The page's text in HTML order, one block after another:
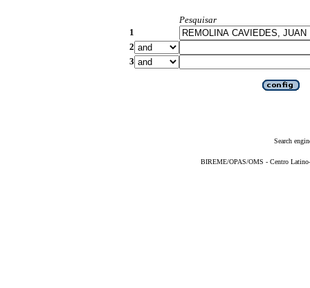
Pesquisar
1
2
3
Search
BIREME/OPAS/OMS - Centro Latino-